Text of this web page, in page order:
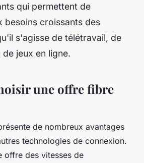
qui permettent de
besoins croissants des
s'agisse de télétravail, de
jeux en ligne.
une offre fibre
de nombreux avantages
technologies de connexion.
offre des vitesses de